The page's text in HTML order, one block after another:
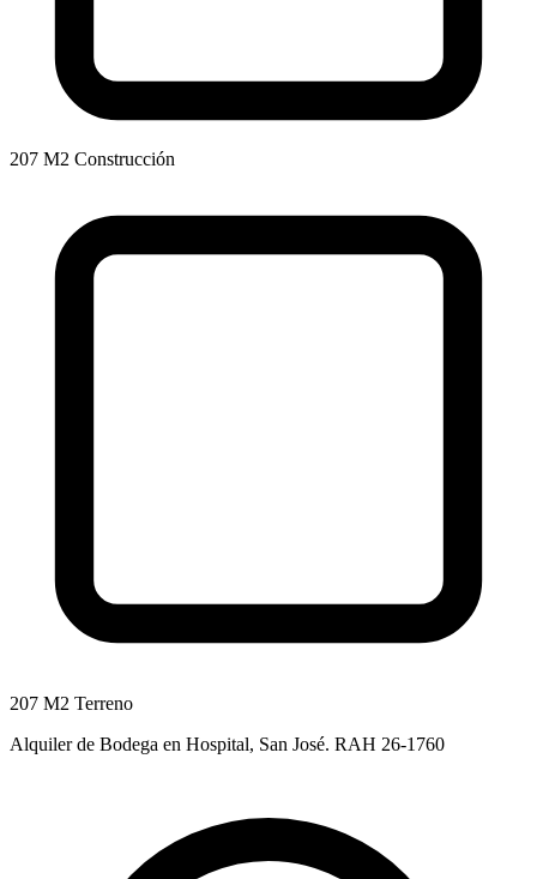
207 M2 Construcción
207 M2 Terreno
Alquiler de Bodega en Hospital, San José. RAH 26-1760